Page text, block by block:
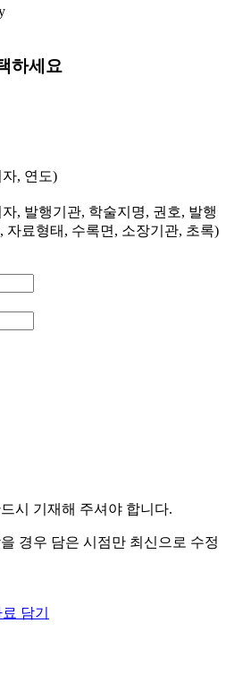
하세요
, 연도)
, 발행기관, 학술지명, 권호, 발행
자료형태, 수록면, 소장기관, 초록)
시 기재해 주셔야 합니다.
경우 담은 시점만 최신으로 수정
담기